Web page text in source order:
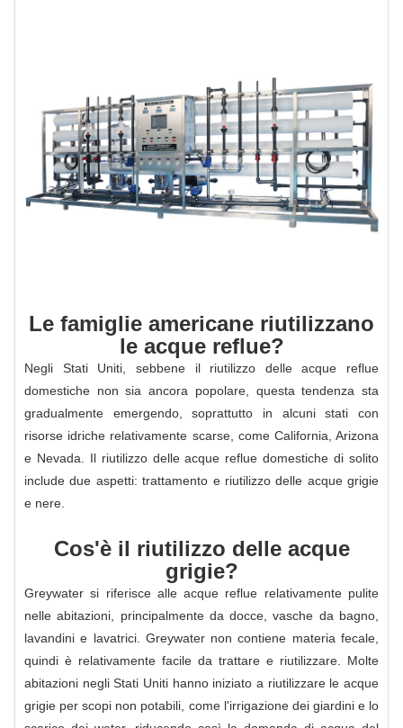
Le famiglie americane riutilizzano
le acque reflue?
Negli Stati Uniti, sebbene il riutilizzo delle acque reflue
domestiche non sia ancora popolare, questa tendenza sta
gradualmente emergendo, soprattutto in alcuni stati con
risorse idriche relativamente scarse, come California, Arizona
e Nevada. Il riutilizzo delle acque reflue domestiche di solito
include due aspetti: trattamento e riutilizzo delle acque grigie
e nere.
Cos'è il riutilizzo delle acque
grigie?
Greywater si riferisce alle acque reflue relativamente pulite
nelle abitazioni, principalmente da docce, vasche da bagno,
lavandini e lavatrici. Greywater non contiene materia fecale,
quindi è relativamente facile da trattare e riutilizzare. Molte
abitazioni negli Stati Uniti hanno iniziato a riutilizzare le acque
grigie per scopi non potabili, come l'irrigazione dei giardini e lo